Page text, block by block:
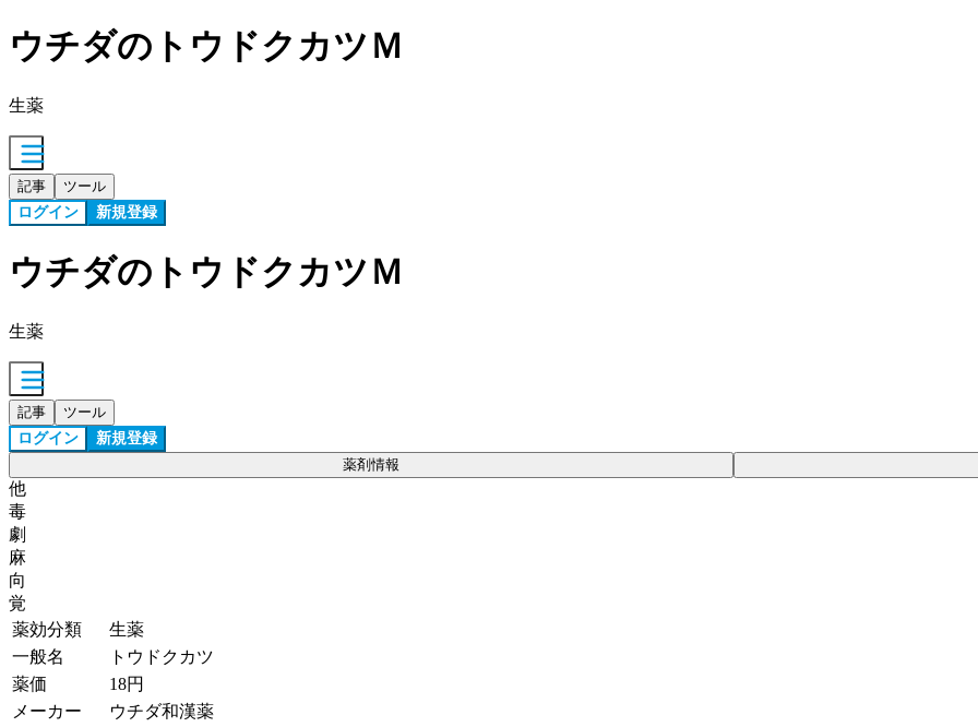
ウチダのトウドクカツＭ
生薬
記事 ツール
ログイン 新規登録
ウチダのトウドクカツＭ
生薬
記事 ツール
ログイン 新規登録
薬剤情報
他
毒
劇
麻
向
覚
薬効分類
生薬
一般名
トウドクカツ
薬価
18円
メーカー
ウチダ和漢薬